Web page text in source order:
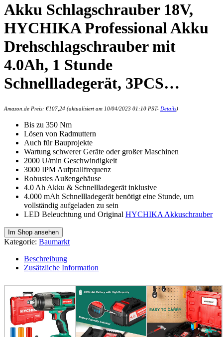
Akku Schlagschrauber 18V,
HYCHIKA Professional Akku
Drehschlagschrauber mit
4.0Ah, 1 Stunde
Schnellladegerät, 3PCS…
Amazon.de Preis: €107,24 (aktualisiert am 10/04/2023 01:10 PST- Details)
Bis zu 350 Nm
Lösen von Radmuttern
Auch für Bauprojekte
Wartung schwerer Geräte oder großer Maschinen
2000 U/min Geschwindigkeit
3000 IPM Aufprallfrequenz
Robustes Außengehäuse
4.0 Ah Akku & Schnellladegerät inklusive
4.000 mAh Schnellladegerät benötigt eine Stunde, um
vollständig aufgeladen zu sein
LED Beleuchtung und Original HYCHIKA Akkuschrauber
Im Shop ansehen
Kategorie: Baumarkt
Beschreibung
Zusätzliche Information